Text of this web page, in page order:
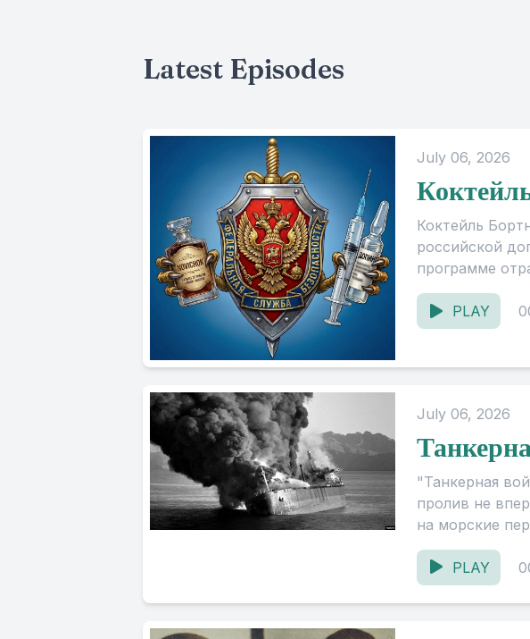
Latest Episodes
July 06, 2026
Коктейль
российской
программе
PLAY
July 06, 2026
"Танкерная
пролив не
на морские
PLAY